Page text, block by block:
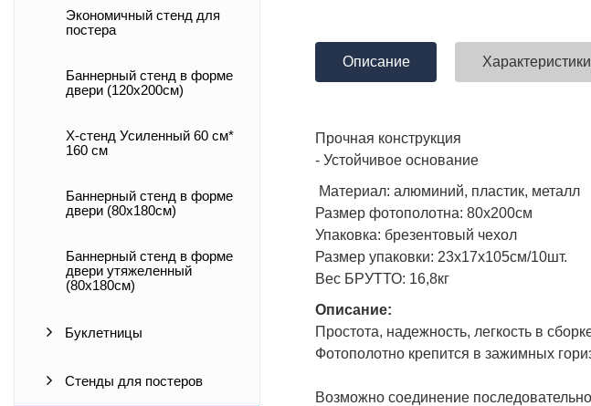
Экономичный стенд для
постера
Баннерный стенд в форме
двери (120х200см)
X-стенд Усиленный 60 см*
160 см
Баннерный стенд в форме
двери (80х180см)
Баннерный стенд в форме
двери утяжеленный
(80х180см)
Буклетницы
Стенды для постеров
Описание Характеристики
Прочная конструкция
- Устойчивое основание
Материал: алюминий, пластик, металл
Размер фотополотна: 80x200см
Упаковка: брезентовый чехол
Размер упаковки: 23х17х105см/10шт.
Вес БРУТТО: 16,8кг
Описание:
Простота, надежность, легкость в
Фотополотно крепится в зажимных
Возможно соединение